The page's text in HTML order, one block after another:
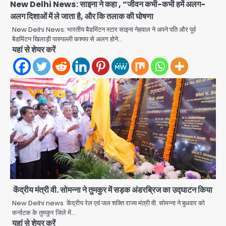
New Delhi News: साइना ने कहा , “जीवन कभी-कभी हमें अलग-
अलग दिशाओं में ले जाता है, और कि तलाक की घोषणा
New Delhi News: भारतीय बैडमिंटन स्टार साइना नेहवाल ने अपने पति और पूर्व
बैडमिंटन खिलाड़ी पारुपल्ली कश्यप से अलग होने…
यहां से शेयर करें
केंद्रीय मंत्री वी. सोमन्ना ने तुमकुर में सड़क अंडरब्रिज का उद्घाटन किया
New Delhi news केंद्रीय रेल एवं जल शक्ति राज्य मंत्री वी. सोमन्ना ने बुधवार को
कर्नाटक के तुमकुर जिले में…
यहां से शेयर करें
दिल्ली-एनसीआर में बारिश से जनजीवन बेहाल,
उत्तराखंड और यूपी में बाढ़ का कहर, गंगा समेत